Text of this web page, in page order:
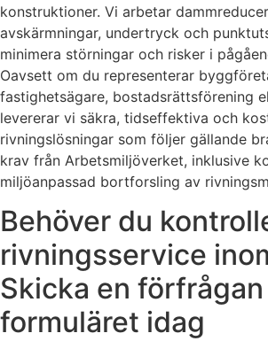
konstruktioner. Vi arbetar
avskärmningar, undertryck och
minimera störningar och risker i
Oavsett om du representerar
fastighetsägare, bostadsrättsförening
levererar vi säkra, tidseffektiva och
rivningslösningar som följer gällande
krav från Arbetsmiljöverket, inklusive
miljöanpassad bortforsling av
Behöver du
rivningsservice
Skicka en
formuläret idag